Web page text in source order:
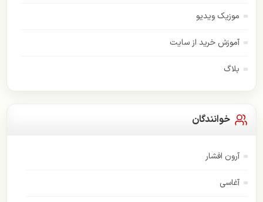
موزیک ویدیو
آموزش خرید از سایت
بلاگ
خوانندگان
آرون افشار
آغاسی